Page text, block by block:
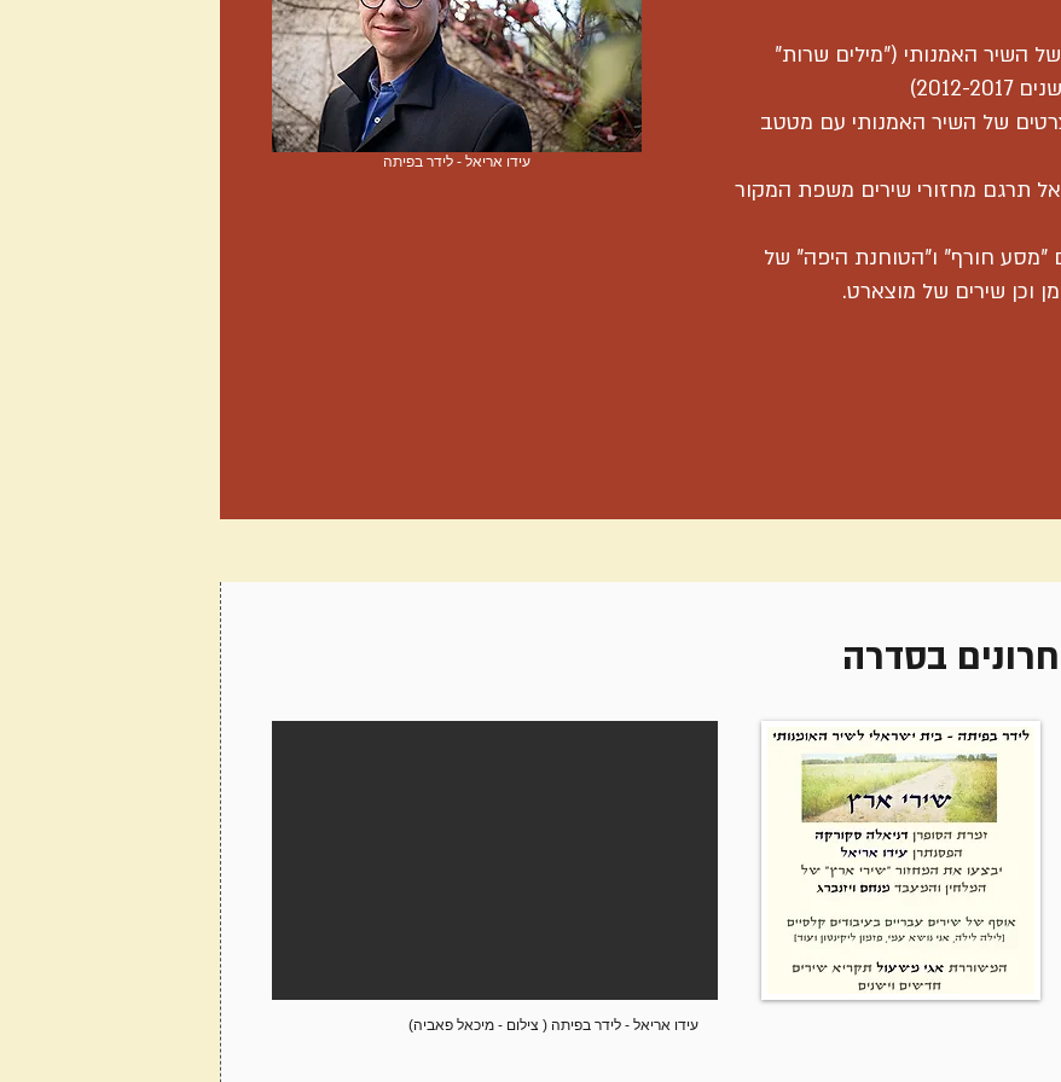
סקורקה -
סופרן; עידו
אריאל -
עידו אריאל - לידר בפיתה
השיר האמנותי ("מילים שרות"
2017)
של השיר האמנותי עם מטטב
תרגם מחזורי שירים משפת המקור
"מסע חורף" ו"הטוחנת היפה" של
וכן שירים של מוצארט.
בסדרה
עידו אריאל - לידר בפיתה ( צילום - מיכאל פאביה)